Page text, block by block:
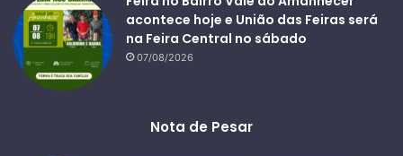
acontece hoje e União das Feiras será
na Feira Central no sábado
07/08/2026
Nota de Pesar